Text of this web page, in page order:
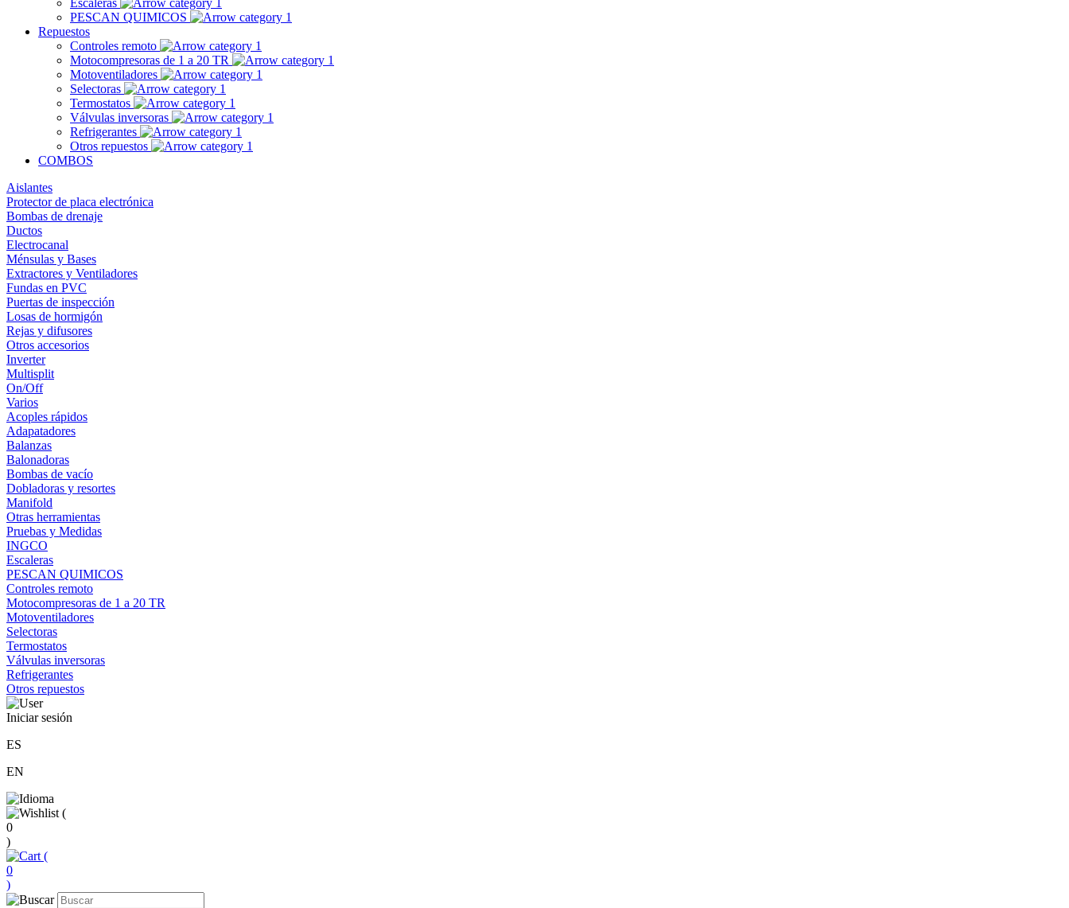
Escaleras
PESCAN QUIMICOS
Repuestos
Controles remoto
Motocompresoras de 1 a 20 TR
Motoventiladores
Selectoras
Termostatos
Válvulas inversoras
Refrigerantes
Otros repuestos
COMBOS
Aislantes
Protector de placa electrónica
Bombas de drenaje
Ductos
Electrocanal
Ménsulas y Bases
Extractores y Ventiladores
Fundas en PVC
Puertas de inspección
Losas de hormigón
Rejas y difusores
Otros accesorios
Inverter
Multisplit
On/Off
Varios
Acoples rápidos
Adapatadores
Balanzas
Balonadoras
Bombas de vacío
Dobladoras y resortes
Manifold
Otras herramientas
Pruebas y Medidas
INGCO
Escaleras
PESCAN QUIMICOS
Controles remoto
Motocompresoras de 1 a 20 TR
Motoventiladores
Selectoras
Termostatos
Válvulas inversoras
Refrigerantes
Otros repuestos
Iniciar sesión
ES
EN
(
0
)
(
0
)